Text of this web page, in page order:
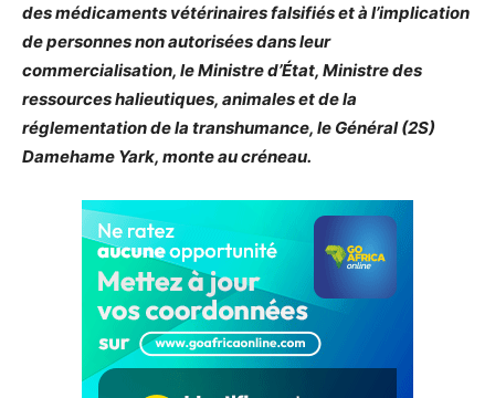
des médicaments vétérinaires falsifiés et à l’implication
de personnes non autorisées dans leur
commercialisation, le Ministre d’État, Ministre des
ressources halieutiques, animales et de la
réglementation de la transhumance, le Général (2S)
Damehame Yark, monte au créneau.